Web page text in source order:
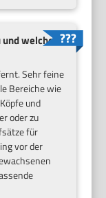
welche
Sehr feine
Bereiche wie
und
oder zu
für
vor der